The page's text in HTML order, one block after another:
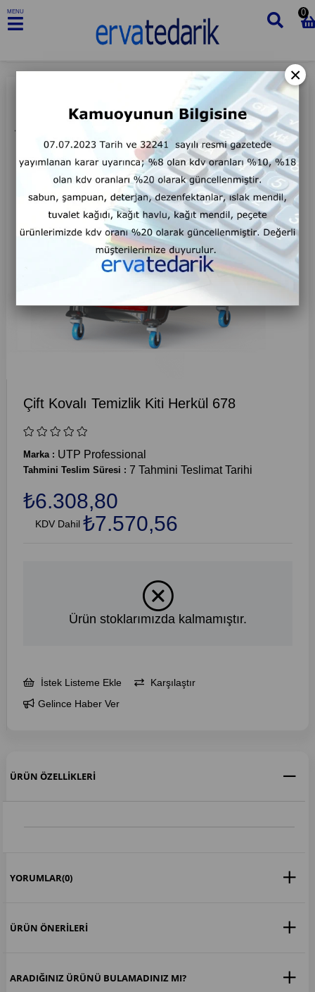
MENU 0
Çift Kovalı Temizlik Kiti Herkül 678
Marka : UTP Professional
Tahmini Teslim Süresi : 7 Tahmini Teslimat Tarihi
₺6.308,80
KDV Dahil ₺7.570,56
Ürün stoklarımızda kalmamıştır.
İstek Listeme Ekle
Karşılaştır
Gelince Haber Ver
ÜRÜN ÖZELLIKLERI
YORUMLAR(0)
ÜRÜN ÖNERILERI
ARADIĞINIZ ÜRÜNÜ BULAMADINIZ MI?
×